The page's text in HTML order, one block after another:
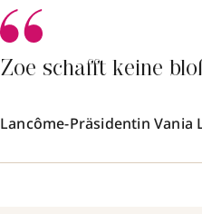
Zoe schafft keine
Lancôme-Präsidentin Vania